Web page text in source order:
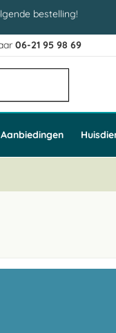
bestelling!
06-21 95 98 69
Aanbiedingen